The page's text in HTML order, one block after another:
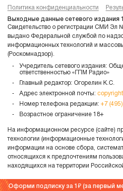
Политика конфиденциальности
Выходные данные сетевого издания
Свидетельство о регистрации СМИ Эл
выдано Федеральной службой по
информационных технологий и
(Роскомнадзор).
Учредитель сетевого издания:
ответственностью «ГПМ Радио»
Главный редактор: Огорелин К.С.
Адрес электронной почты:
Номер телефона редакции: +7
Возрастное ограничение 18+
На информационном ресурсе (сайте)
технологии (информационные
информации на основе сбора,
относящихся к предпочтениям
находящихся на территории
Оформи подписку за 1
(за первый